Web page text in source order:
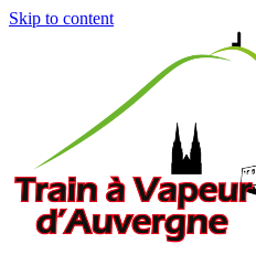
Skip to content